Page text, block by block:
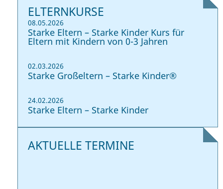
ELTERNKURSE
08.05.2026
Starke Eltern – Starke Kinder Kurs für
Eltern mit Kindern von 0-3 Jahren
02.03.2026
Starke Großeltern – Starke Kinder®
24.02.2026
Starke Eltern – Starke Kinder
AKTUELLE TERMINE